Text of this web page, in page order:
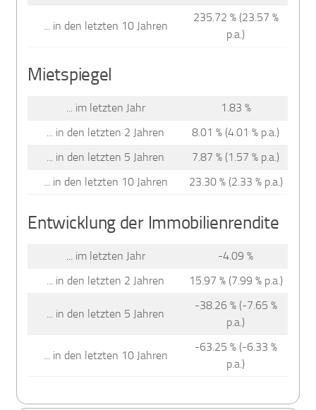
... in den letzten 10 Jahren
235.72 % (23.57 %
p.a.)
Mietspiegel
... im letzten Jahr
1.83 %
... in den letzten 2 Jahren
8.01 % (4.01 % p.a.)
... in den letzten 5 Jahren
7.87 % (1.57 % p.a.)
... in den letzten 10 Jahren
23.30 % (2.33 % p.a.)
Entwicklung der Immobilienrendite
... im letzten Jahr
-4.09 %
... in den letzten 2 Jahren
15.97 % (7.99 % p.a.)
... in den letzten 5 Jahren
-38.26 % (-7.65 %
p.a.)
... in den letzten 10 Jahren
-63.25 % (-6.33 %
p.a.)